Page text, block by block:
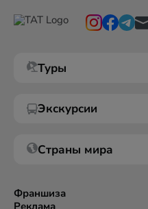
Туры
Экскурсии
Страны мира
Франшиза
Реклама